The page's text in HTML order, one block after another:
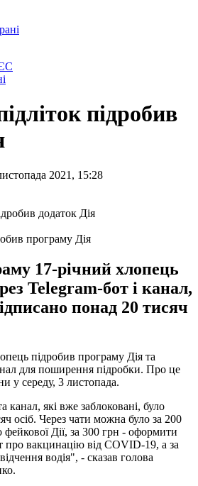
підробив
2021, 15:28
програму Дія
17-річний хлопець
Telegram-бот і канал,
понад 20 тисяч
підробив програму Дія та
для поширення підробки. Про це
у середу, 3 листопада.
канал, які вже заблоковані, було
осіб. Через чати можна було за 200
Дії, за 300 грн - оформити
про вакцинацію від COVID-19, а за
водія", - сказав голова